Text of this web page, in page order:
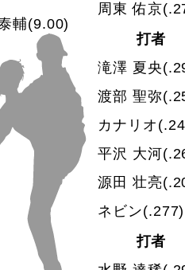
輔(9.00)
周東 佑京
打者
滝澤 夏央
渡部 聖弥
カナリオ
平沢 大河
源田 壮亮
ネビン(.277)
打者